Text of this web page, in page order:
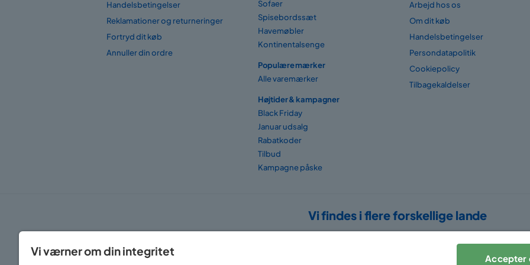
Handelsbetingelser
Reklamationer og returneringer
Fortryd dit køb
Annuller din ordre
Sofaer
Spisebordssæt
Havemøbler
Kontinentalsenge
Populære mærker
Alle varemærker
Højtider & kampagner
Black Friday
Januar udsalg
Rabatkoder
Tilbud
Kampagne påske
Arbejd hos os
Om dit køb
Handelsbetingelser
Persondatapolitik
Cookiepolicy
Tilbagekaldelser
Vi findes i flere forskellige lande
Vi værner om din integritet Accepter